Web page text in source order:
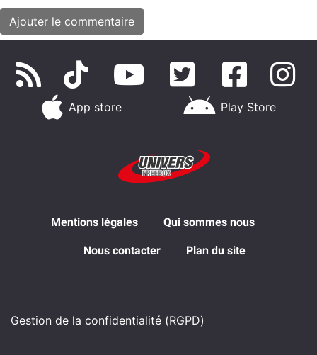
App store Play Store
Mentions légales Qui sommes nous
Nous contacter Plan du site
Gestion de la confidentialité (RGPD)